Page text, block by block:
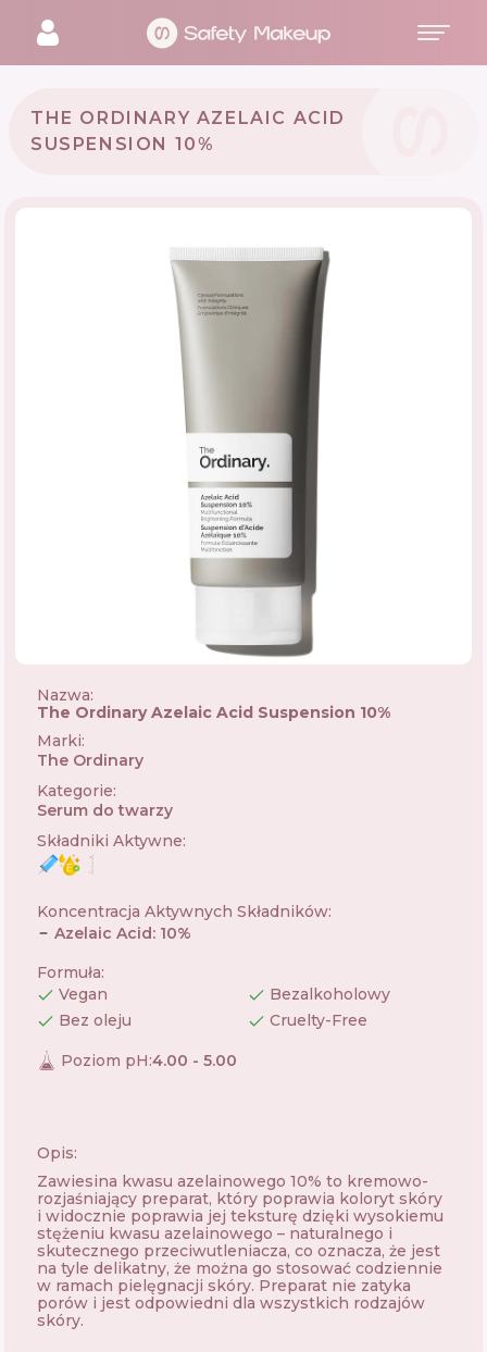
THE ORDINARY AZELAIC ACID
SUSPENSION 10%
Nazwa:
The Ordinary Azelaic Acid Suspension 10%
Marki:
The Ordinary
Kategorie:
Serum do twarzy
Składniki Aktywne:
Koncentracja Aktywnych Składników:
Azelaic Acid: 10%
Formuła:
Vegan
Bezalkoholowy
Bez oleju
Cruelty-Free
Poziom pH:4.00 - 5.00
Opis:
Zawiesina kwasu azelainowego 10% to kremowo-
rozjaśniający preparat, który poprawia koloryt skóry
i widocznie poprawia jej teksturę dzięki wysokiemu
stężeniu kwasu azelainowego – naturalnego i
skutecznego przeciwutleniacza, co oznacza, że ​​jest
na tyle delikatny, że można go stosować codziennie
w ramach pielęgnacji skóry. Preparat nie zatyka
porów i jest odpowiedni dla wszystkich rodzajów
skóry.